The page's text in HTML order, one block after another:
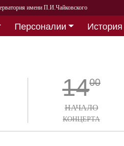
имени П.И.Чайковского
Персоналии
История
1400
НАЧАЛО
КОНЦЕРТА